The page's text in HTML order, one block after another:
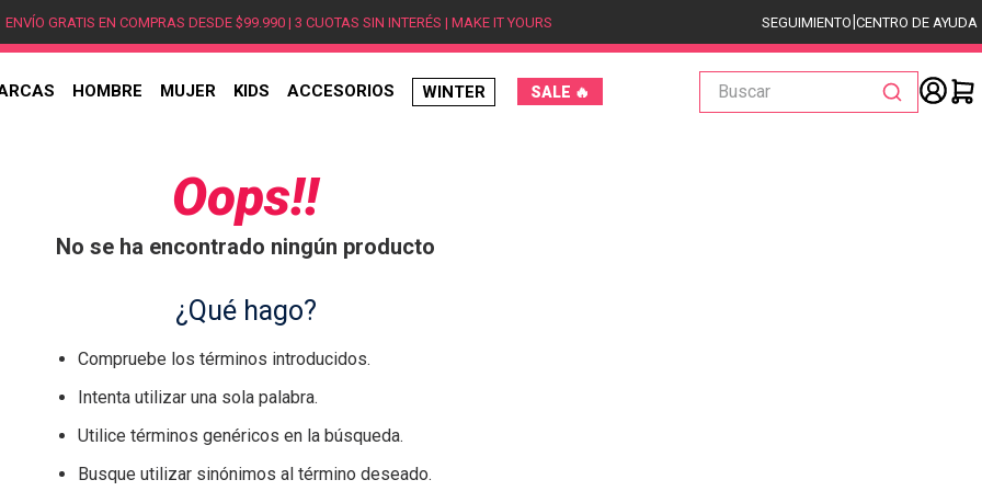
ENVÍO GRATIS EN COMPRAS DESDE $99.990 | 3 CUOTAS SIN INTERÉS | MAKE IT YOURS SEGUIMIENTO|CENTRO DE AYUDA
HOMBRE MUJER KIDS ACCESORIOS WINTER SALE 🔥
Buscar
Oops!!
No se ha encontrado ningún producto
¿Qué hago?
Compruebe los términos introducidos.
Intenta utilizar una sola palabra.
Utilice términos genéricos en la búsqueda.
Busque utilizar sinónimos al término deseado.
2
jordan
3.
mujer
5.
zapatillas
6.
zapatillas jordan
7.
zapatillas hombre
8.
new balance
9. zapatillas nike